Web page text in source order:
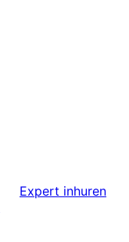
Expert inhuren